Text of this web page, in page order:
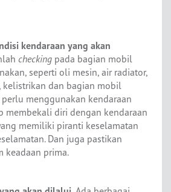
kendaraan yang akan
checking pada bagian mobil
seperti oli mesin, air radiator,
kelistrikan dan bagian mobil
menggunakan kendaraan
membekali diri dengan kendaraan
memiliki piranti keselamatan
Dan juga pastikan
keadaan prima.